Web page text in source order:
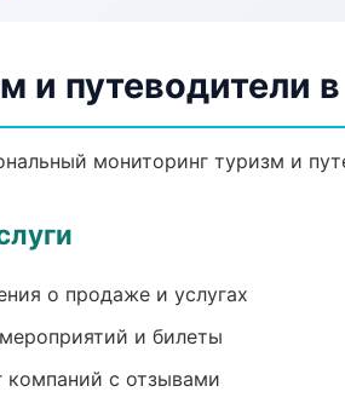
и путеводители в
мониторинг туризм и
о продаже и услугах
и билеты
компаний с отзывами